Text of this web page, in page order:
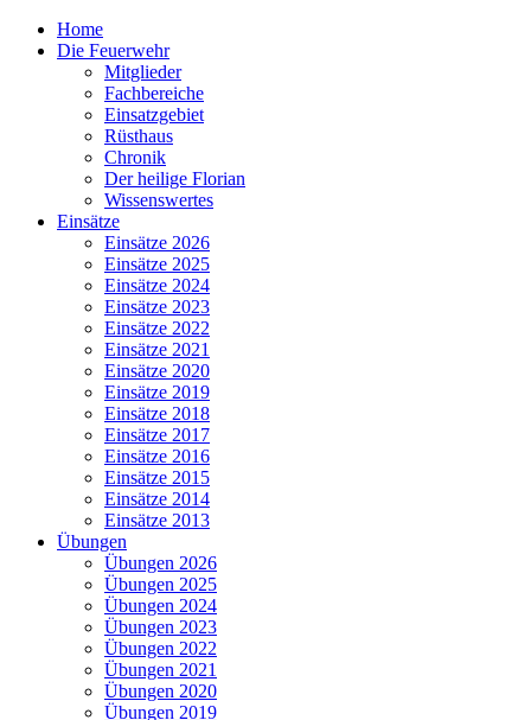
Home
Die Feuerwehr
Mitglieder
Fachbereiche
Einsatzgebiet
Rüsthaus
Chronik
Der heilige Florian
Wissenswertes
Einsätze
Einsätze 2026
Einsätze 2025
Einsätze 2024
Einsätze 2023
Einsätze 2022
Einsätze 2021
Einsätze 2020
Einsätze 2019
Einsätze 2018
Einsätze 2017
Einsätze 2016
Einsätze 2015
Einsätze 2014
Einsätze 2013
Übungen
Übungen 2026
Übungen 2025
Übungen 2024
Übungen 2023
Übungen 2022
Übungen 2021
Übungen 2020
Übungen 2019